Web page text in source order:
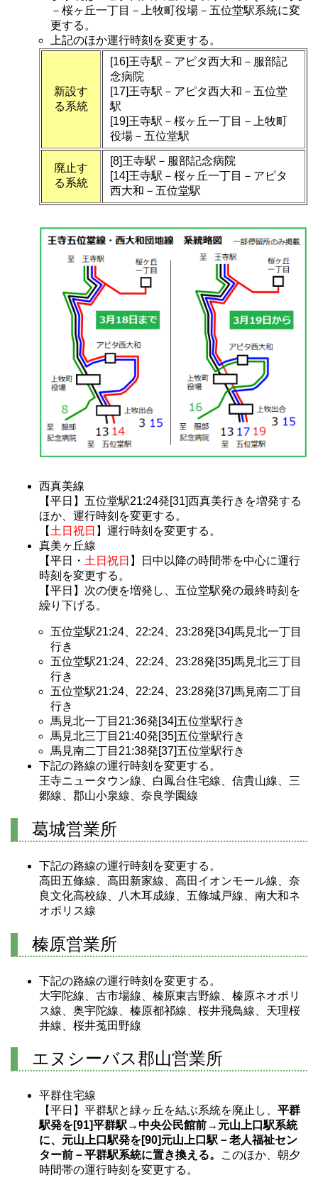
－桜ヶ丘一丁目－上牧町役場－五位堂駅系統に変
更する。
上記のほか運行時刻を変更する。
新設す
る系統
[16]王寺駅－アピタ西大和－服部記
念病院
[17]王寺駅－アピタ西大和－五位堂
駅
[19]王寺駅－桜ヶ丘一丁目－上牧町
役場－五位堂駅
廃止す
る系統
[8]王寺駅－服部記念病院
[14]王寺駅－桜ヶ丘一丁目－アピタ
西大和－五位堂駅
西真美線
【平日】五位堂駅21:24発[31]西真美行きを増発する
ほか、運行時刻を変更する。
【 土日祝日 】運行時刻を変更する。
真美ヶ丘線
【平日・ 土日祝日 】日中以降の時間帯を中心に運行
時刻を変更する。
【平日】次の便を増発し、五位堂駅発の最終時刻を
繰り下げる。
五位堂駅21:24、22:24、23:28発[34]馬見北一丁目
行き
五位堂駅21:24、22:24、23:28発[35]馬見北三丁目
行き
五位堂駅21:24、22:24、23:28発[37]馬見南二丁目
行き
馬見北一丁目21:36発[34]五位堂駅行き
馬見北三丁目21:40発[35]五位堂駅行き
馬見南二丁目21:38発[37]五位堂駅行き
下記の路線の運行時刻を変更する。
王寺ニュータウン線、白鳳台住宅線、信貴山線、三
郷線、郡山小泉線、奈良学園線
葛城営業所
下記の路線の運行時刻を変更する。
高田五條線、高田新家線、高田イオンモール線、奈
良文化高校線、八木耳成線、五條城戸線、南大和ネ
オポリス線
榛原営業所
下記の路線の運行時刻を変更する。
大宇陀線、古市場線、榛原東吉野線、榛原ネオポリ
ス線、奥宇陀線、榛原都祁線、桜井飛鳥線、天理桜
井線、桜井菟田野線
エヌシーバス郡山営業所
平群住宅線
【平日】平群駅と緑ヶ丘を結ぶ系統を廃止し、 平群
駅発を[91]平群駅→中央公民館前→元山上口駅系統
に、元山上口駅発を[90]元山上口駅－老人福祉セン
ター前－平群駅系統に置き換える。
このほか、朝夕
時間帯の運行時刻を変更する。